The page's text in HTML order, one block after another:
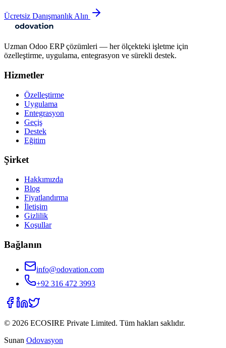
Ücretsiz Danışmanlık Alın
Uzman Odoo ERP çözümleri — her ölçekteki işletme için
özelleştirme, uygulama, entegrasyon ve sürekli destek.
Hizmetler
Özelleştirme
Uygulama
Entegrasyon
Geçiş
Destek
Eğitim
Şirket
Hakkımızda
Blog
Fiyatlandırma
İletişim
Gizlilik
Koşullar
Bağlanın
info@odovation.com
+92 316 472 3993
© 2026 ECOSIRE Private Limited. Tüm hakları saklıdır.
Sunan Odovasyon